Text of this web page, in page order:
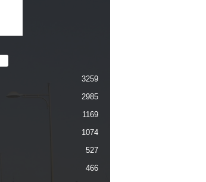
3259
2985
1169
1074
527
466